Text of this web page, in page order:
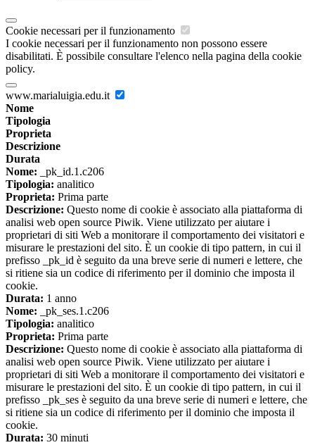
Cookie necessari per il funzionamento
I cookie necessari per il funzionamento non possono essere
disabilitati. È possibile consultare l'elenco nella pagina della cookie
policy.
www.marialuigia.edu.it
Nome
Tipologia
Proprieta
Descrizione
Durata
Nome: _pk_id.1.c206
Tipologia: analitico
Proprieta: Prima parte
Descrizione: Questo nome di cookie è associato alla piattaforma di
analisi web open source Piwik. Viene utilizzato per aiutare i
proprietari di siti Web a monitorare il comportamento dei visitatori e
misurare le prestazioni del sito. È un cookie di tipo pattern, in cui il
prefisso _pk_id è seguito da una breve serie di numeri e lettere, che
si ritiene sia un codice di riferimento per il dominio che imposta il
cookie.
Durata: 1 anno
Nome: _pk_ses.1.c206
Tipologia: analitico
Proprieta: Prima parte
Descrizione: Questo nome di cookie è associato alla piattaforma di
analisi web open source Piwik. Viene utilizzato per aiutare i
proprietari di siti Web a monitorare il comportamento dei visitatori e
misurare le prestazioni del sito. È un cookie di tipo pattern, in cui il
prefisso _pk_ses è seguito da una breve serie di numeri e lettere, che
si ritiene sia un codice di riferimento per il dominio che imposta il
cookie.
Durata: 30 minuti